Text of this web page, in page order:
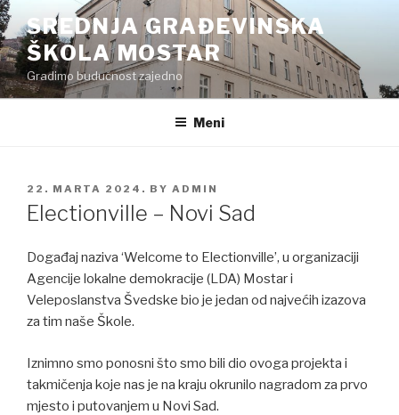
Preskoči
na
sadržaj
SREDNJA GRAĐEVINSKA
ŠKOLA MOSTAR
Gradimo budućnost zajedno
Meni
POSTED
ON
22. MARTA 2024. BY ADMIN
Electionville – Novi Sad
Događaj naziva ‘Welcome to Electionville’, u organizaciji
Agencije lokalne demokracije (LDA) Mostar i
Veleposlanstva Švedske bio je jedan od najvećih izazova
za tim naše Škole.
Iznimno smo ponosni što smo bili dio ovoga projekta i
takmičenja koje nas je na kraju okrunilo nagradom za prvo
mjesto i putovanjem u Novi Sad.